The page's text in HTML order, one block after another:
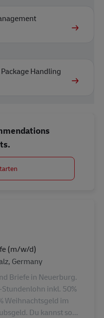
Handling
Starten
(m/w/d)
Germany
Briefe in Neuerburg.
inkl. 50%
Weihnachtsgeld im
Du kannst so...